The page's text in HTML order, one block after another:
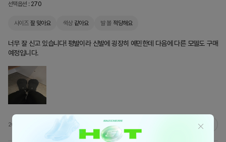
선택옵션 : 270
사이즈 잘 맞아요 색상 같아요 발 볼 적당해요
너무 잘 신고 있습니다! 평발이라 신발에 굉장히 예민한데 다음에 다른 모델도 구매
예정입니다.
2026.01.17 추천